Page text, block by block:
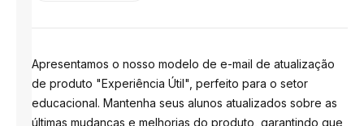
Apresentamos o nosso modelo de e-mail de atualização
de produto "Experiência Útil", perfeito para o setor
educacional. Mantenha seus alunos atualizados sobre as
últimas mudanças e melhorias do produto, garantindo que